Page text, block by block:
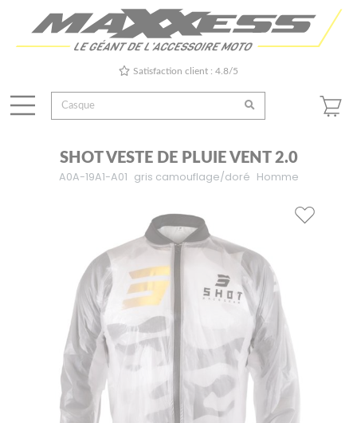
Satisfaction client : 4.8/5
SHOT VESTE DE PLUIE VENT 2.0
A0A-19A1-A01 gris camouflage/doré Homme